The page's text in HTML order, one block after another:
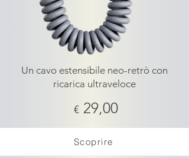
Un cavo estensibile neo-retrò con
ricarica ultraveloce
€ 29,00
Scoprire